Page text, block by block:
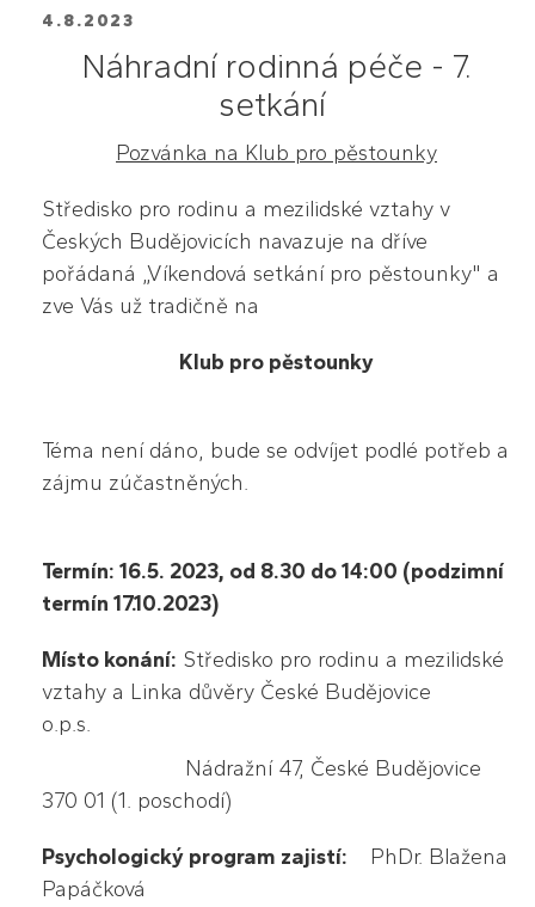
4.8.2023
Náhradní rodinná péče - 7.
setkání
Pozvánka na Klub pro pěstounky
Středisko pro rodinu a mezilidské vztahy v
Českých Budějovicích navazuje na dříve
pořádaná „Víkendová setkání pro pěstounky" a
zve Vás už tradičně na
Klub pro pěstounky
Téma není dáno, bude se odvíjet podlé potřeb a
zájmu zúčastněných.
Termín: 16.5. 2023, od 8.30 do 14:00 (podzimní
termín 17.10.2023)
Místo konání: Středisko pro rodinu a mezilidské
vztahy a Linka důvěry České Budějovice
o.p.s.
Nádražní 47, České Budějovice
370 01 (1. poschodí)
Psychologický program zajistí:
PhDr. Blažena
Papáčková